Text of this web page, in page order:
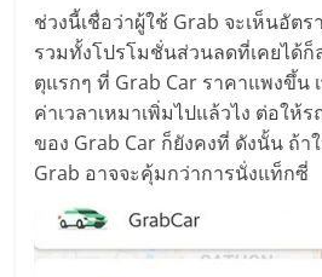
รน
ไชส์,
รวม
แฟ
ช่วงนี้เชื่อว่าผู้ใช้ Grab จะเห็นอัต
รวมทั้งโปรโมชั่นส่วนลดที่เคยได้ก็
ตุแรกๆ ที่ Grab Car ราคาแพงขึ้น
ค่าเวลาเหมาเพิ่มไปแล้วไง ต่อให้
ของ Grab Car ก็ยังคงที่ ดังนั้น ถ้า
Grab อาจจะคุ้มกว่าการนั่งแท็กซี่